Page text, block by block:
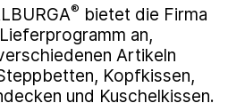
® bietet die Firma
an,
Artikeln
Kopfkissen,
und Kuschelkissen.